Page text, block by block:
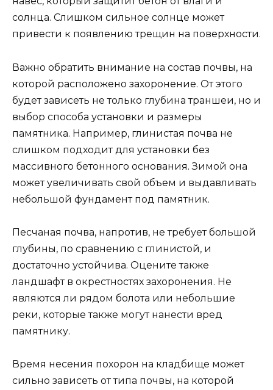
солнца. Слишком сильное солнце может
привести к появлению трещин на поверхности.
Важно обратить внимание на состав почвы, на
которой расположено захоронение. От этого
будет зависеть не только глубина траншеи, но и
выбор способа установки и размеры
памятника. Например, глинистая почва не
слишком подходит для установки без
массивного бетонного основания. Зимой она
может увеличивать свой объем и выдавливать
небольшой фундамент под памятник.
Песчаная почва, напротив, не требует большой
глубины, по сравнению с глинистой, и
достаточно устойчива. Оцените также
ландшафт в окрестностях захоронения. Не
являются ли рядом болота или небольшие
реки, которые также могут нанести вред
памятнику.
Время несения похорон на кладбище может
сильно зависеть от типа почвы, на которой